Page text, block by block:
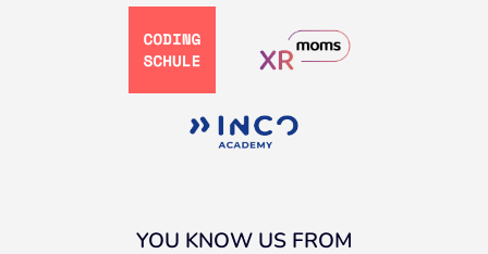
YOU KNOW US FROM